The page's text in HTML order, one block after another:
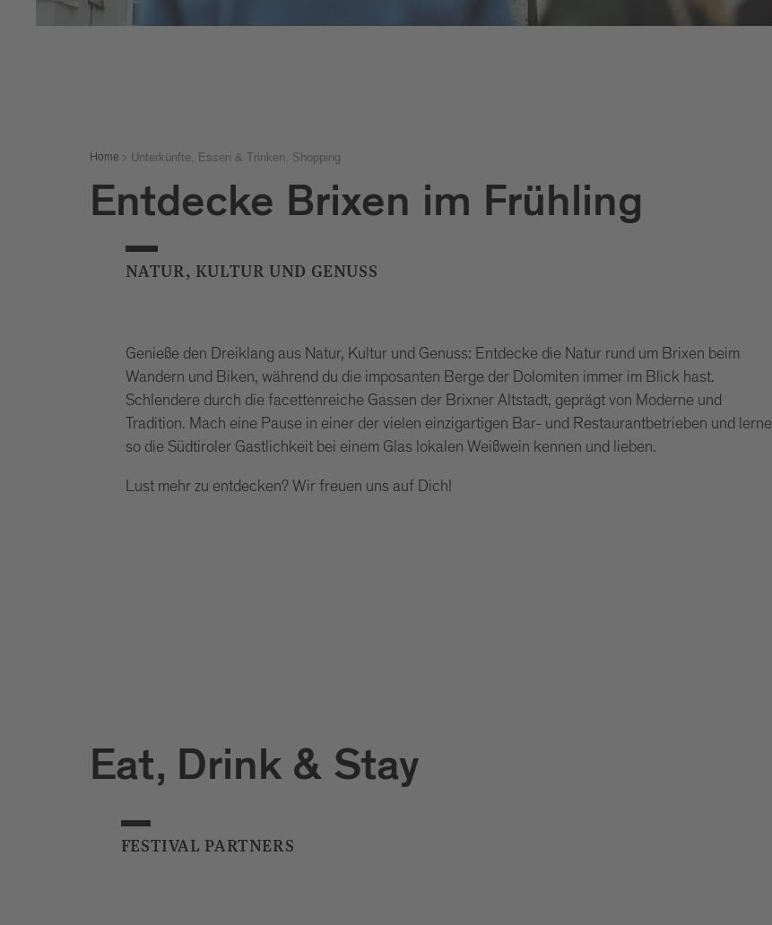
Home Unterkünfte, Essen & Trinken, Shopping
Entdecke Brixen im Frühling
NATUR, KULTUR UND GENUSS
Genieße den Dreiklang aus Natur, Kultur und Genuss: Entdecke die Natur rund um Brixen beim
Wandern und Biken, während du die imposanten Berge der Dolomiten immer im Blick hast.
Schlendere durch die facettenreiche Gassen der Brixner Altstadt, geprägt von Moderne und
Tradition. Mach eine Pause in einer der vielen einzigartigen Bar- und Restaurantbetrieben und lerne
so die Südtiroler Gastlichkeit bei einem Glas lokalen Weißwein kennen und lieben.
Lust mehr zu entdecken? Wir freuen uns auf Dich!
Eat, Drink & Stay
FESTIVAL PARTNERS